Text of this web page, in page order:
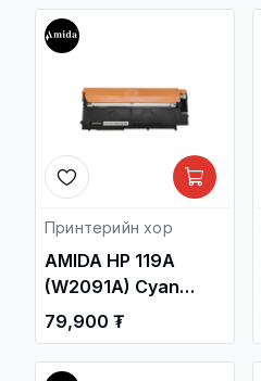
OEM /HP Neverstop
Laser 1000, MFP
Принтерийн хор /
Принтерийн хор
AMIDA HP 119A
(W2091A) Cyan
Laser Toner
Cartridge OEM /HP
Color Laser 150
79,900 ₮